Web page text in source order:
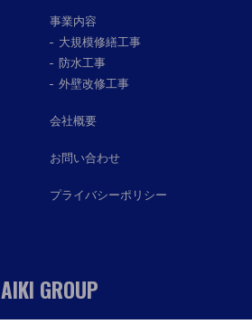
事業内容
大規模修繕工事
防水工事
外壁改修工事
会社概要
お問い合わせ
プライバシーポリシー
AIKI GROUP